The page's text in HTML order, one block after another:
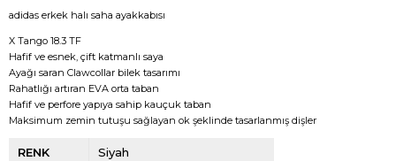
adidas erkek halı saha ayakkabısı
X Tango 18.3 TF
Hafif ve esnek, çift katmanlı saya
Ayağı saran Clawcollar bilek tasarımı
Rahatlığı artıran EVA orta taban
Hafif ve perfore yapıya sahip kauçuk taban
Maksimum zemin tutuşu sağlayan ok şeklinde tasarlanmış dişler
RENK Siyah